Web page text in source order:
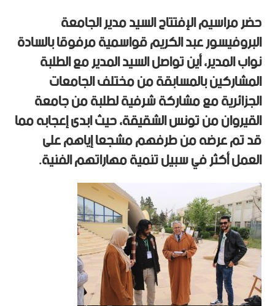
حضر مراسيم الإفتتاح السيد مدير الجامعة
البروفيسور عبد الكريم قواسمية مرفوقا بالسادة
نواب المدير، أين تواصل السيد المدير مع الطلبة
المشاركين بالمسابقة من مختلف الجامعات
الجزائرية مع مشاركة شرفية لطلبة من جامعة
القيروان من تونس الشقيقة، حيث ابدى إعجابه مما
قد تم عرضه من طرفهم مشجعا إياهم على
العمل أكثر في سبيل تنمية مهاراتهم الفنية.